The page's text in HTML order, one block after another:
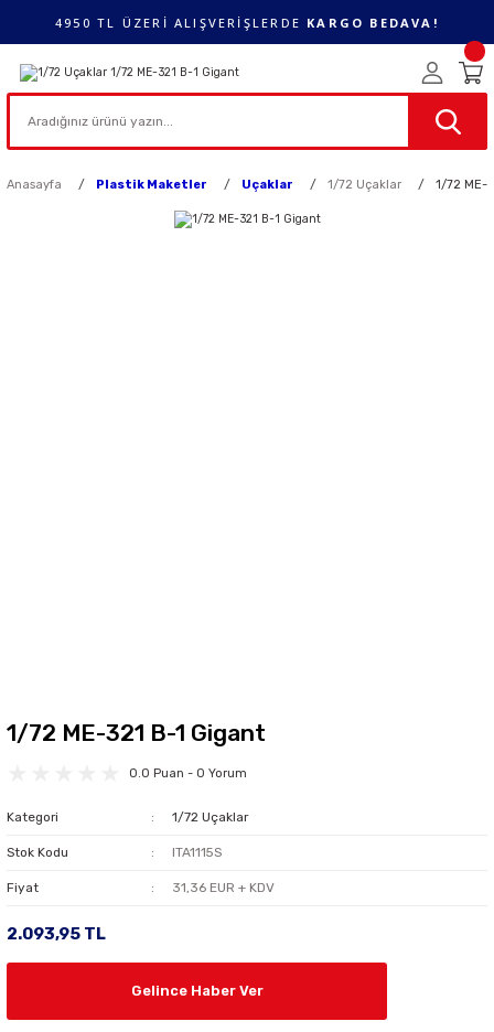
4950 TL ÜZERİ ALIŞVERİŞLERDE KARGO BEDAVA!
Anasayfa Plastik Maketler Uçaklar 1/72 Uçaklar 1/72 ME-
1/72 ME-321 B-1 Gigant
0.0 Puan - 0 Yorum
Kategori 1/72 Uçaklar
Stok Kodu ITA1115S
Fiyat 31,36 EUR + KDV
2.093,95 TL
Gelince Haber Ver